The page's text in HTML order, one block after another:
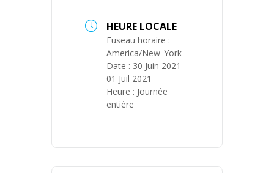
HEURE LOCALE
Fuseau horaire :
America/New_York
Date : 30 Juin 2021 -
01 Juil 2021
Heure : Journée
entière